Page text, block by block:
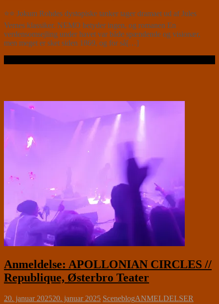
⭐⭐ Jokum Rohdes dystopiske tanker tager dramaet ud af Jules
Vernes klassiker. NEMO betyder ingen, og romanen En
verdensomsejling under havet var både spændende og visionær,
men meget er sket siden 1869, og for så[…]
Anmeldelse: APOLLONIAN CIRCLES //
Republique, Østerbro Teater
20. januar 202520. januar 2025 SceneblogANMELDELSER